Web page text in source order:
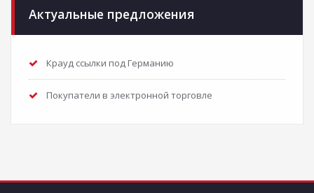
Актуальные предложения
Крауд ссылки под Германию
Покупатели в электронной торговле